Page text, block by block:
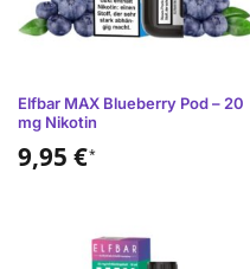
Elfbar MAX Blueberry Pod – 20
mg Nikotin
9,95 €*